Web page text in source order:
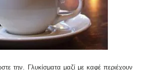
την. Γλυκίσματα μαζί με καφέ περιέχουν